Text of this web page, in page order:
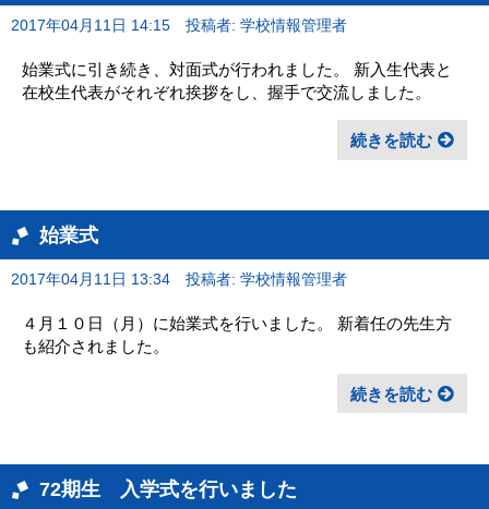
2017年04月11日 14:15 投稿者: 学校情報管理者
始業式に引き続き、対面式が行われました。 新入生代表と
在校生代表がそれぞれ挨拶をし、握手で交流しました。
続きを読む
始業式
2017年04月11日 13:34 投稿者: 学校情報管理者
４月１０日（月）に始業式を行いました。 新着任の先生方
も紹介されました。
続きを読む
72期生 入学式を行いました